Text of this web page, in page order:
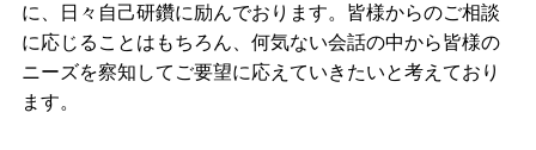
に、日々自己研鑽に励んでおります。皆様からのご相談
に応じることはもちろん、何気ない会話の中から皆様の
ニーズを察知してご要望に応えていきたいと考えており
ます。